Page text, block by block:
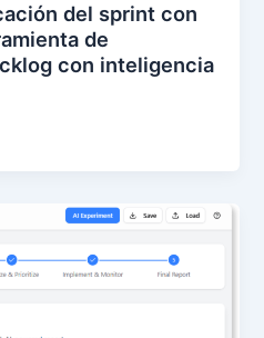
del sprint con
de
con inteligencia